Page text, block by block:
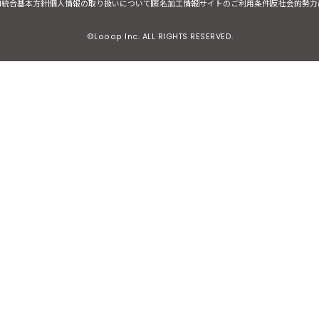
合基本方針個人情報の取り扱いについて匿名加工情報サイトのご利用条件反社会的勢
©Looop Inc. ALL RIGHTS RESERVED.